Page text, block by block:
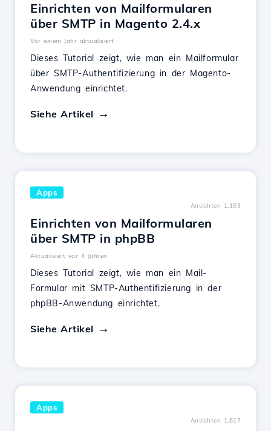
Einrichten von Mailformularen
über SMTP in Magento 2.4.x
Vor einem Jahr aktualisiert
Dieses Tutorial zeigt, wie man ein Mailformular
über SMTP-Authentifizierung in der Magento-
Anwendung einrichtet.
Siehe Artikel
Apps
Ansichten 1,103
Einrichten von Mailformularen
über SMTP in phpBB
Aktualisiert vor 4 Jahren
Dieses Tutorial zeigt, wie man ein Mail-
Formular mit SMTP-Authentifizierung in der
phpBB-Anwendung einrichtet.
Siehe Artikel
Apps
Ansichten 1,617